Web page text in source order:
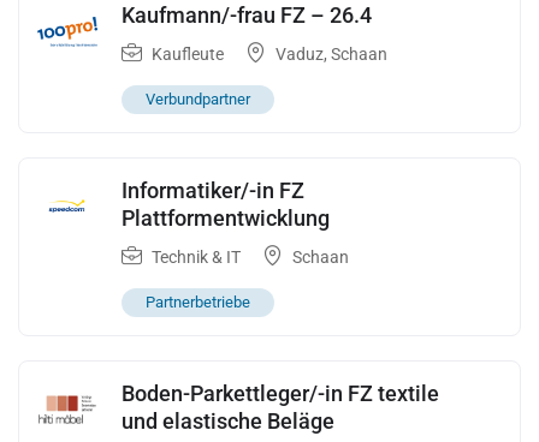
Kaufmann/-frau FZ – 26.4
Kaufleute Vaduz, Schaan
Verbundpartner
Informatiker/-in FZ
Plattformentwicklung
Technik & IT Schaan
Partnerbetriebe
Boden-Parkettleger/-in FZ textile
und elastische Beläge